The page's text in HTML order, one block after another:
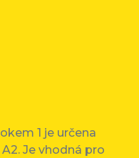
1 je určena
Je vhodná pro